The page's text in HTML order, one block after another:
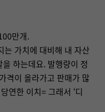
만개.
는 가치에 대비해 내 자산
을 하는데요. 발행량이 정
격이 올라가고 판매가 많
연한 이치= 그래서 ‘디